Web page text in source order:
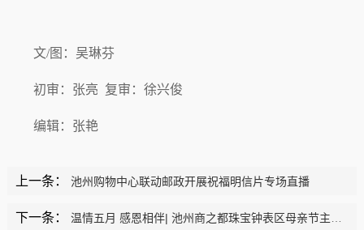
文/图：吴琳芬
初审：张亮 复审：徐兴俊
编辑：张艳
上一条： 池州购物中心联动邮政开展祝福明信片专场直播
下一条： 温情五月 感恩相伴| 池州商之都珠宝钟表区母亲节主题活动圆满落幕